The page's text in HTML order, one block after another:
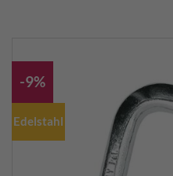
-9%
Edelstahl